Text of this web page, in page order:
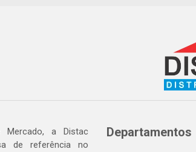
a Distac
de referência no
Departamentos